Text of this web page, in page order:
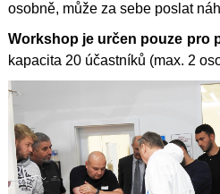
osobně, může za sebe poslat
Workshop je určen pouze pro
kapacita 20 účastníků (max. 2